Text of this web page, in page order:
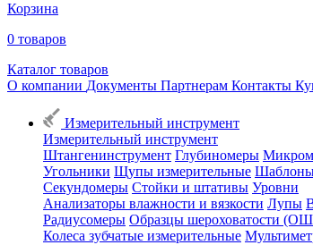
Корзина
0 товаров
Каталог товаров
О компании Документы Партнерам Контакты
Измерительный инструмент
Измерительный инструмент
Штангенинструмент Глубиномеры
Угольники Щупы измерительные Шаблоны
Секундомеры Стойки и штативы Уровни
Анализаторы влажности и вязкости Лупы
Радиусомеры Образцы шероховатости
Колеса зубчатые измерительные